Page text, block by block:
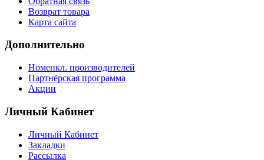
Возврат товара
Карта сайта
Дополнительно
Номенкл. производителей
Партнёрская программа
Акции
Личный Кабинет
Личный Кабинет
Закладки
Рассылка